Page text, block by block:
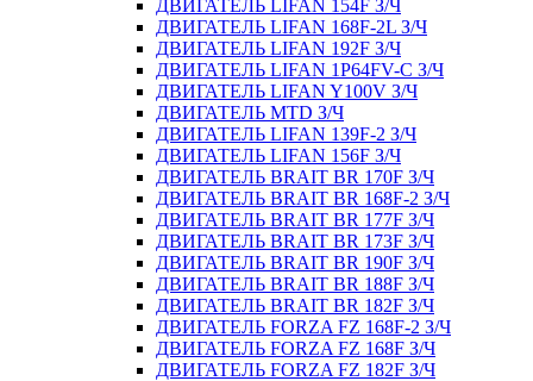
ДВИГАТЕЛЬ LIFAN 154F З/Ч
ДВИГАТЕЛЬ LIFAN 168F-2L З/Ч
ДВИГАТЕЛЬ LIFAN 192F З/Ч
ДВИГАТЕЛЬ LIFAN 1P64FV-C З/Ч
ДВИГАТЕЛЬ LIFAN Y100V З/Ч
ДВИГАТЕЛЬ MTD З/Ч
ДВИГАТЕЛЬ LIFAN 139F-2 З/Ч
ДВИГАТЕЛЬ LIFAN 156F З/Ч
ДВИГАТЕЛЬ BRAIT BR 170F З/Ч
ДВИГАТЕЛЬ BRAIT BR 168F-2 З/Ч
ДВИГАТЕЛЬ BRAIT BR 177F З/Ч
ДВИГАТЕЛЬ BRAIT BR 173F З/Ч
ДВИГАТЕЛЬ BRAIT BR 190F З/Ч
ДВИГАТЕЛЬ BRAIT BR 188F З/Ч
ДВИГАТЕЛЬ BRAIT BR 182F З/Ч
ДВИГАТЕЛЬ FORZA FZ 168F-2 З/Ч
ДВИГАТЕЛЬ FORZA FZ 168F З/Ч
ДВИГАТЕЛЬ FORZA FZ 182F З/Ч